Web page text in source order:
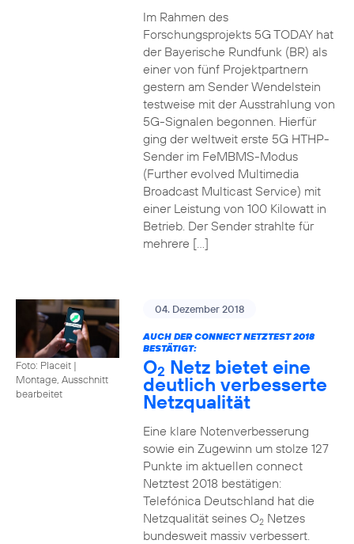
Im Rahmen des
Forschungsprojekts 5G TODAY hat
der Bayerische Rundfunk (BR) als
einer von fünf Projektpartnern
gestern am Sender Wendelstein
testweise mit der Ausstrahlung von
5G-Signalen begonnen. Hierfür
ging der weltweit erste 5G HTHP-
Sender im FeMBMS-Modus
(Further evolved Multimedia
Broadcast Multicast Service) mit
einer Leistung von 100 Kilowatt in
Betrieb. Der Sender strahlte für
mehrere […]
Foto: Placeit |
Montage, Ausschnitt
bearbeitet
04. Dezember 2018
AUCH DER CONNECT NETZTEST 2018
BESTÄTIGT:
O2 Netz bietet eine
deutlich verbesserte
Netzqualität
Eine klare Notenverbesserung
sowie ein Zugewinn um stolze 127
Punkte im aktuellen connect
Netztest 2018 bestätigen:
Telefónica Deutschland hat die
Netzqualität seines O2Netzes
bundesweit massiv verbessert.